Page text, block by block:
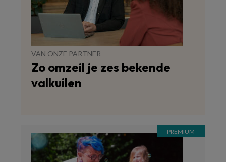
VAN ONZE PARTNER
Zo omzeil je zes bekende
valkuilen